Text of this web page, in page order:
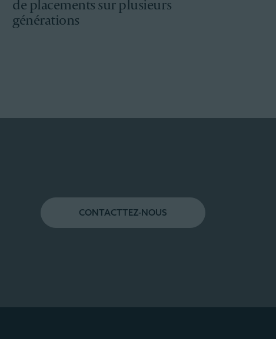
de placements sur plusieurs
générations
CONTACTTEZ-NOUS